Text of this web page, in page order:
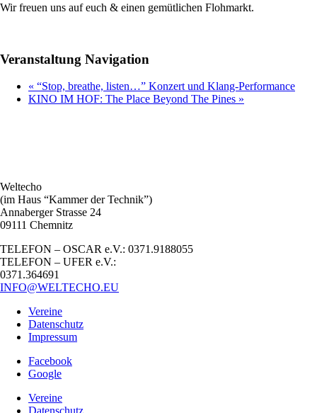
Wir freuen uns auf euch & einen gemütlichen Flohmarkt.
Veranstaltung Navigation
« “Stop, breathe, listen…” Konzert und Klang-Performance
KINO IM HOF: The Place Beyond The Pines »
Weltecho
(im Haus “Kammer der Technik”)
Annaberger Strasse 24
09111 Chemnitz
TELEFON – OSCAR e.V.: 0371.9188055
TELEFON – UFER e.V.:
0371.364691
INFO@WELTECHO.EU
Vereine
Datenschutz
Impressum
Facebook
Google
Vereine